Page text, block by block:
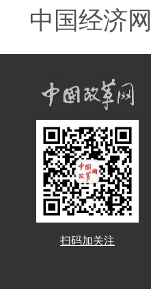
中国经济网
扫码加关注